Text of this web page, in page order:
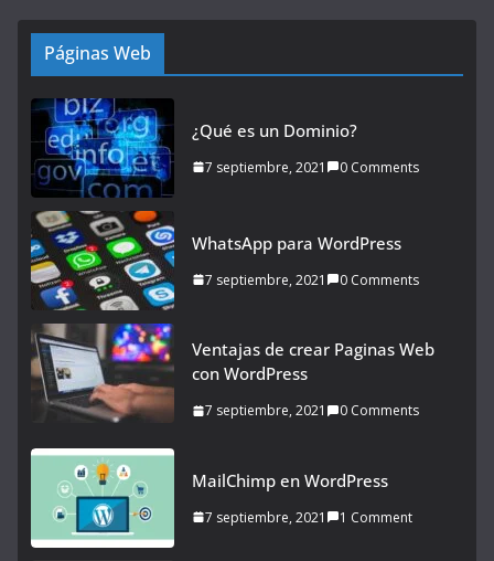
Páginas Web
¿Qué es un Dominio?
7 septiembre, 2021 0 Comments
WhatsApp para WordPress
7 septiembre, 2021 0 Comments
Ventajas de crear Paginas Web
con WordPress
7 septiembre, 2021 0 Comments
MailChimp en WordPress
7 septiembre, 2021 1 Comment